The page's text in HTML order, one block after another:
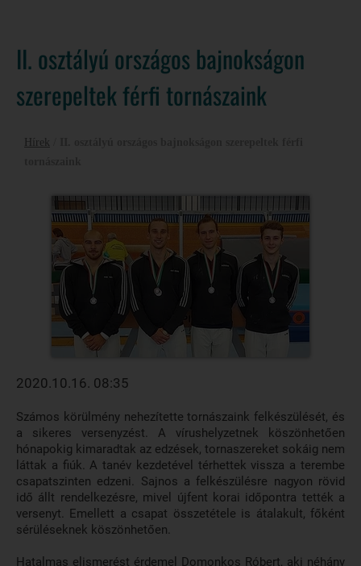
II. osztályú országos bajnokságon
szerepeltek férfi tornászaink
Hírek
2020.10.16. 08:35
Számos körülmény nehezítette tornászaink felkészülését, és
a sikeres versenyzést. A vírushelyzetnek köszönhetően
hónapokig kimaradtak az edzések, tornaszereket sokáig nem
láttak a fiúk. A tanév kezdetével térhettek vissza a terembe
csapatszinten edzeni. Sajnos a felkészülésre nagyon rövid
idő állt rendelkezésre, mivel újfent korai időpontra tették a
versenyt. Emellett a csapat összetétele is átalakult, főként
sérüléseknek köszönhetően.
Hatalmas elismerést érdemel Domonkos Róbert, aki néhány